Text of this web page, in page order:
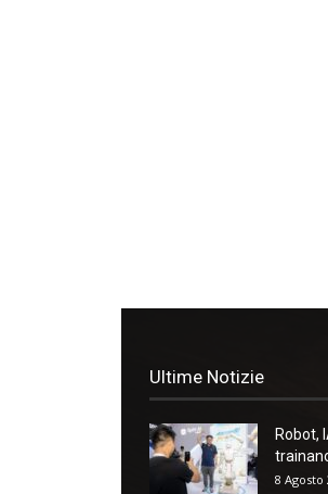
Ultime Notizie
Robot,
8 Agosto